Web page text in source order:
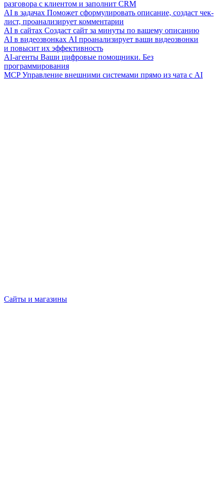
разговора с клиентом и заполнит CRM
AI в задачах Поможет сформулировать описание, создаст чек-
лист, проанализирует комментарии
AI в сайтах Создаст сайт за минуты по вашему описанию
AI в видеозвонках AI проанализирует ваши видеозвонки
и повысит их эффективность
AI-агенты Ваши цифровые помощники. Без
программирования
MCP Управление внешними системами прямо из чата с AI
Сайты и магазины